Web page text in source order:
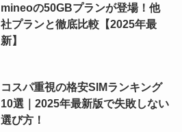
mineoの50GBプランが登場！他
社プランと徹底比較【2025年最
新】
コスパ重視の格安SIMランキング
10選｜2025年最新版で失敗しない
選び方！